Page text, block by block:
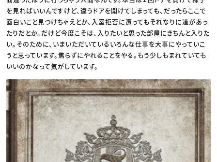
を見ればいいんですけど、違うドアを開けてしまっても、だったらここで
面白いこと見つけちゃえとか、入室拒否に遭ってもそれなりに道があっ
たりだとか。だけど今度こそは、入りたいと思った部屋にきちんと入りた
い。そのために、いまいただいているいろんな仕事を大事にやっていこ
うと思っています。焦らずにやれることをやる。もう少しもまれていても
いいのかなって気がしています。